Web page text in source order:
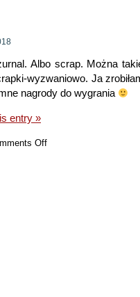
Albo scrap. Można
wyzwaniowo. Ja
nagrody do wygrania
entry »
Offon